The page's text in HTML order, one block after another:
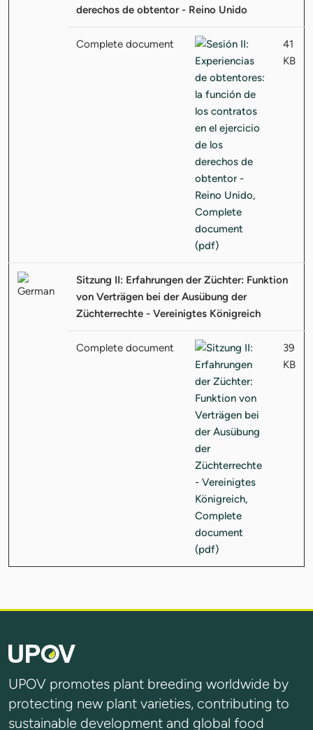
derechos de obtentor - Reino Unido
Complete document
41
KB
Sitzung II: Erfahrungen der Züchter: Funktion
von Verträgen bei der Ausübung der
Züchterrechte - Vereinigtes Königreich
Complete document
39
KB
UPOV promotes plant breeding worldwide by
protecting new plant varieties, contributing to
sustainable development and global food